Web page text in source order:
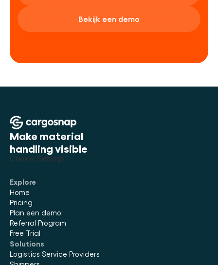
Bekijk een demo
Make material
handling visible
Cookie Settings
Explore
Home
Pricing
Plan een demo
Referral Program
Free Trial
Solutions
Logistics Service Providers